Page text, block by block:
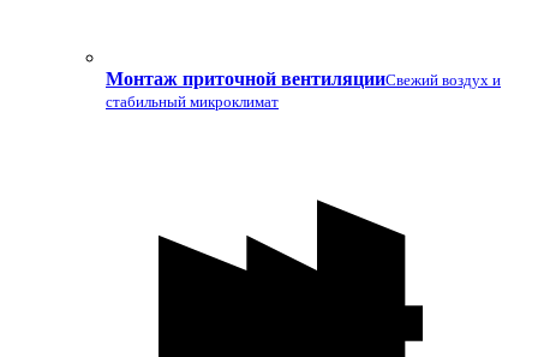
Монтаж приточной вентиляцииСвежий воздух и
стабильный микроклимат